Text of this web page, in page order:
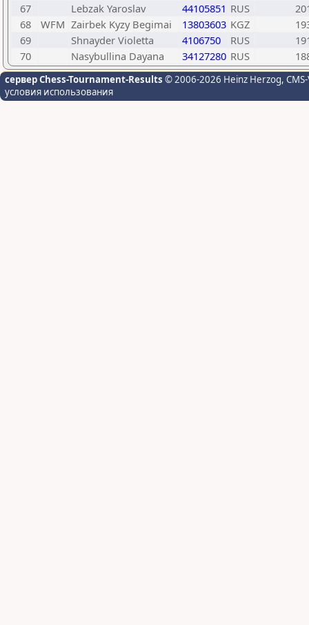
67 Lebzak Yaroslav 44105851 RUS
68
WFM Zairbek Kyzy Begimai 13803603 KGZ
69
Shnayder Violetta 4106750 RUS
70
Nasybullina Dayana 34127280 RUS
сервер Chess-Tournament-Results © 2006-2026 Heinz Herzog,
условия использования